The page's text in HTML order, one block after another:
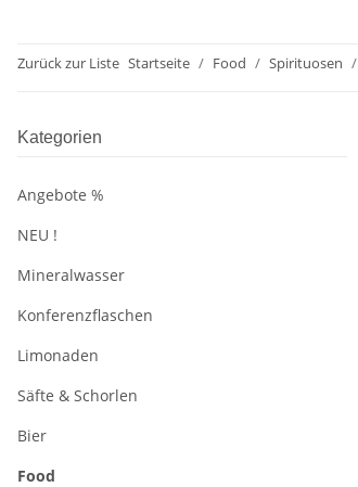
Zurück zur Liste Startseite Food Spirituosen
Kategorien
Angebote %
NEU !
Mineralwasser
Konferenzflaschen
Limonaden
Säfte & Schorlen
Bier
Food